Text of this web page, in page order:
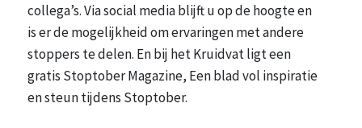
collega’s. Via social media blijft u op de hoogte en
is er de mogelijkheid om ervaringen met andere
stoppers te delen. En bij het Kruidvat ligt een
gratis Stoptober Magazine, Een blad vol inspiratie
en steun tijdens Stoptober.